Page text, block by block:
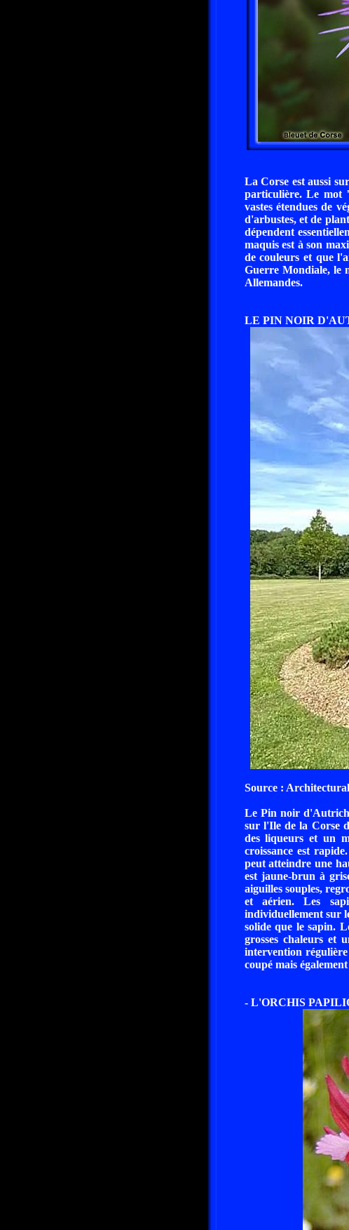
La Corse est aussi
particulière. Le mot
vastes étendues de
d'arbustes, et de
dépendent
maquis est à son
de couleurs et que
Guerre Mondiale, le
Allemandes.
LE PIN NOIR
Source :
Le Pin noir
sur l'Ile de la Corse
des liqueurs et un
croissance est
peut atteindre une
est jaune-brun à
aiguilles souples,
et aérien. Les
individuellement sur
solide que le sapin.
grosses chaleurs et
intervention
coupé mais
- L'ORCHIS